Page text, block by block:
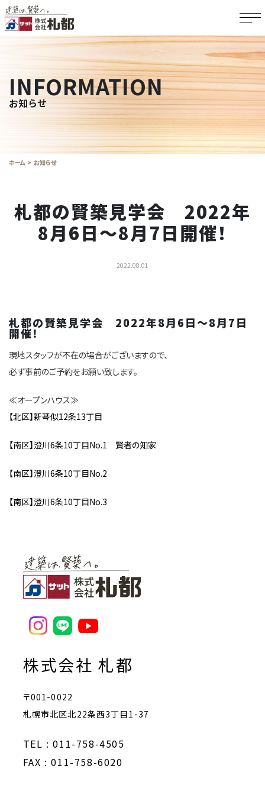
INFORMATION
お知らせ
ホーム お知らせ
札都の賢築見学会 2022年
8月6日～8月7日開催！
2022.08.01
札都の賢築見学会 2022年8月6日～8月7日
開催！
現地スタッフが不在の場合がございますので、
必ず事前のご予約をお願い致します。
≪オープンハウス≫
【北区】新琴似12条13丁目
【南区】澄川6条10丁目No.1 賢者の知家
【南区】澄川6条10丁目No.2
【南区】澄川6条10丁目No.3
株式会社 札都
〒001-0022
札幌市北区北22条西3丁目1-37
TEL : 011-758-4505
FAX : 011-758-6020